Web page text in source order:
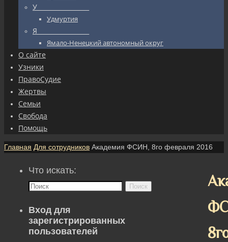
У_________________
Удмуртия
Я_________________
Ямало-Ненецкий автономный округ
О сайте
Узники
ПравоСудие
Жертвы
Семьи
Свобода
Помощь
Главная Для сотрудников Академия ФСИН, 8го февраля 2016
Что искать:
Поиск
Вход для
зарегистрированных
пользователей